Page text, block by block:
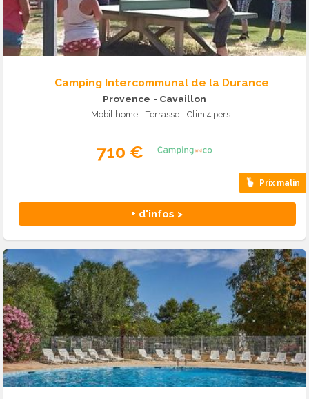
Camping Intercommunal de la Durance
Provence - Cavaillon
Mobil home - Terrasse - Clim 4 pers.
710 €
Prix malin
+ d'infos >